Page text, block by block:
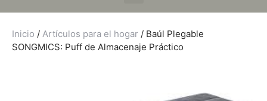
Inicio / Artículos para el hogar / Baúl Plegable
SONGMICS: Puff de Almacenaje Práctico